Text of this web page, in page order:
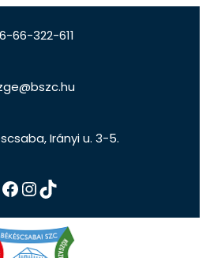
66-322-611
Irányi u. 3-5.